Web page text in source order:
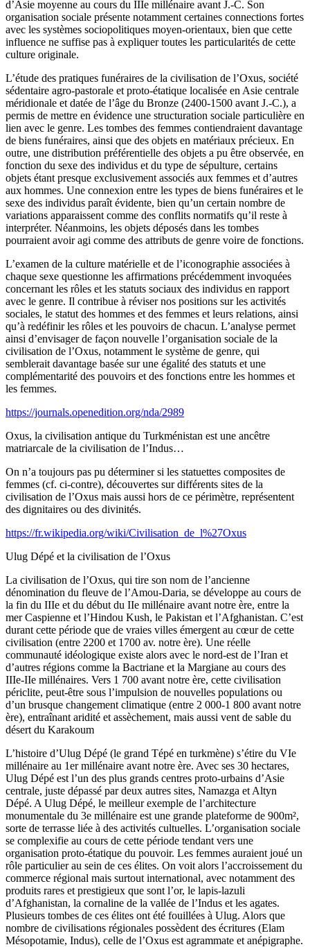
d’Asie moyenne au cours du IIIe millénaire avant J.-C. Son
organisation sociale présente notamment certaines connections fortes
avec les systèmes sociopolitiques moyen-orientaux, bien que cette
influence ne suffise pas à expliquer toutes les particularités de cette
culture originale.
L’étude des pratiques funéraires de la civilisation de l’Oxus, société
sédentaire agro-pastorale et proto-étatique localisée en Asie centrale
méridionale et datée de l’âge du Bronze (2400-1500 avant J.-C.), a
permis de mettre en évidence une structuration sociale particulière en
lien avec le genre. Les tombes des femmes contiendraient davantage
de biens funéraires, ainsi que des objets en matériaux précieux. En
outre, une distribution préférentielle des objets a pu être observée, en
fonction du sexe des individus et du type de sépulture, certains
objets étant presque exclusivement associés aux femmes et d’autres
aux hommes. Une connexion entre les types de biens funéraires et le
sexe des individus paraît évidente, bien qu’un certain nombre de
variations apparaissent comme des conflits normatifs qu’il reste à
interpréter. Néanmoins, les objets déposés dans les tombes
pourraient avoir agi comme des attributs de genre voire de fonctions.
L’examen de la culture matérielle et de l’iconographie associées à
chaque sexe questionne les affirmations précédemment invoquées
concernant les rôles et les statuts sociaux des individus en rapport
avec le genre. Il contribue à réviser nos positions sur les activités
sociales, le statut des hommes et des femmes et leurs relations, ainsi
qu’à redéfinir les rôles et les pouvoirs de chacun. L’analyse permet
ainsi d’envisager de façon nouvelle l’organisation sociale de la
civilisation de l’Oxus, notamment le système de genre, qui
semblerait davantage basée sur une égalité des statuts et une
complémentarité des pouvoirs et des fonctions entre les hommes et
les femmes.
https://journals.openedition.org/nda/2989
Oxus, la civilisation antique du Turkménistan est une ancêtre
matriarcale de la civilisation de l’Indus…
On n’a toujours pas pu déterminer si les statuettes composites de
femmes (cf. ci-contre), découvertes sur différents sites de la
civilisation de l’Oxus mais aussi hors de ce périmètre, représentent
des dignitaires ou des divinités.
https://fr.wikipedia.org/wiki/Civilisation_de_l%27Oxus
Ulug Dépé et la civilisation de l’Oxus
La civilisation de l’Oxus, qui tire son nom de l’ancienne
dénomination du fleuve de l’Amou-Daria, se développe au cours de
la fin du IIIe et du début du IIe millénaire avant notre ère, entre la
mer Caspienne et l’Hindou Kush, le Pakistan et l’Afghanistan. C’est
durant cette période que de vraies villes émergent au cœur de cette
civilisation (entre 2200 et 1700 av. notre ère). Une réelle
communauté idéologique existe alors avec le nord-est de l’Iran et
d’autres régions comme la Bactriane et la Margiane au cours des
IIIe-IIe millénaires. Vers 1 700 avant notre ère, cette civilisation
périclite, peut-être sous l’impulsion de nouvelles populations ou
d’un brusque changement climatique (entre 2 000-1 800 avant notre
ère), entraînant aridité et assèchement, mais aussi vent de sable du
désert du Karakoum
L’histoire d’Ulug Dépé (le grand Tépé en turkmène) s’étire du VIe
millénaire au 1er millénaire avant notre ère. Avec ses 30 hectares,
Ulug Dépé est l’un des plus grands centres proto-urbains d’Asie
centrale, juste dépassé par deux autres sites, Namazga et Altyn
Dépé. A Ulug Dépé, le meilleur exemple de l’architecture
monumentale du 3e millénaire est une grande plateforme de 900m²,
sorte de terrasse liée à des activités cultuelles. L’organisation sociale
se complexifie au cours de cette période tendant vers une
organisation proto-étatique du pouvoir. Les femmes auraient joué un
rôle particulier au sein de ces élites. On voit alors l’accroissement du
commerce régional mais surtout international, avec notamment des
produits rares et prestigieux que sont l’or, le lapis-lazuli
d’Afghanistan, la cornaline de la vallée de l’Indus et les agates.
Plusieurs tombes de ces élites ont été fouillées à Ulug. Alors que
nombre de civilisations régionales possèdent des écritures (Elam
Mésopotamie, Indus), celle de l’Oxus est agrammate et anépigraphe.